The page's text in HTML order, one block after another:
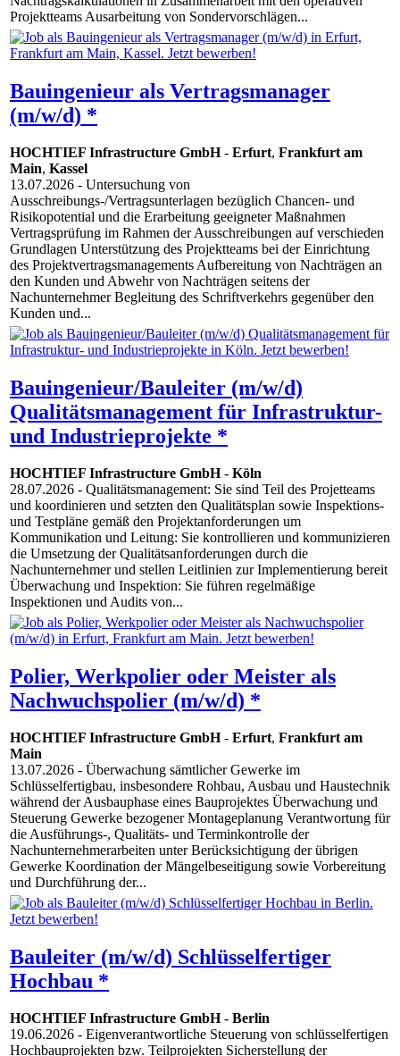
Projektteams Ausarbeitung von Sondervorschlägen...
Bauingenieur als Vertragsmanager
(m/w/d) *
HOCHTIEF Infrastructure GmbH- Erfurt, Frankfurt am
Main, Kassel
13.07.2026 - Untersuchung von
Ausschreibungs-/Vertragsunterlagen bezüglich Chancen- und
Risikopotential und die Erarbeitung geeigneter Maßnahmen
Vertragsprüfung im Rahmen der Ausschreibungen auf verschieden
Grundlagen Unterstützung des Projektteams bei der Einrichtung
des Projektvertragsmanagements Aufbereitung von Nachträgen an
den Kunden und Abwehr von Nachträgen seitens der
Nachunternehmer Begleitung des Schriftverkehrs gegenüber den
Kunden und...
Bauingenieur/Bauleiter (m/w/d)
Qualitätsmanagement für Infrastruktur-
und Industrieprojekte *
HOCHTIEF Infrastructure GmbH- Köln
28.07.2026 - Qualitätsmanagement: Sie sind Teil des Projetteams
und koordinieren und setzten den Qualitätsplan sowie Inspektions-
und Testpläne gemäß den Projektanforderungen um
Kommunikation und Leitung: Sie kontrollieren und kommunizieren
die Umsetzung der Qualitätsanforderungen durch die
Nachunternehmer und stellen Leitlinien zur Implementierung bereit
Überwachung und Inspektion: Sie führen regelmäßige
Inspektionen und Audits von...
Polier, Werkpolier oder Meister als
Nachwuchspolier (m/w/d) *
HOCHTIEF Infrastructure GmbH- Erfurt, Frankfurt am
Main
13.07.2026 - Überwachung sämtlicher Gewerke im
Schlüsselfertigbau, insbesondere Rohbau, Ausbau und Haustechnik
während der Ausbauphase eines Bauprojektes Überwachung und
Steuerung Gewerke bezogener Montageplanung Verantwortung für
die Ausführungs-, Qualitäts- und Terminkontrolle der
Nachunternehmerarbeiten unter Berücksichtigung der übrigen
Gewerke Koordination der Mängelbeseitigung sowie Vorbereitung
und Durchführung der...
Bauleiter (m/w/d) Schlüsselfertiger
Hochbau *
HOCHTIEF Infrastructure GmbH- Berlin
19.06.2026 - Eigenverantwortliche Steuerung von schlüsselfertigen
Hochbauprojekten bzw. Teilprojekten Sicherstellung der